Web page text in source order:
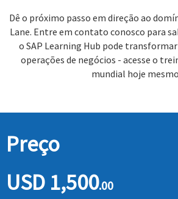
Dê o próximo passo em direção ao
Lane. Entre em contato conosco para
o SAP Learning Hub pode transformar
operações de negócios - acesse o
mundial hoje
Preço
USD 1,500.00